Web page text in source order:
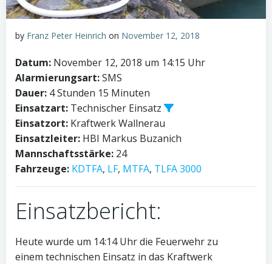
by Franz Peter Heinrich on November 12, 2018
Datum: November 12, 2018 um 14:15 Uhr
Alarmierungsart:SMS
Dauer: 4 Stunden 15 Minuten
Einsatzart: Technischer Einsatz
Einsatzort: Kraftwerk Wallnerau
Einsatzleiter: HBI Markus Buzanich
Mannschaftsstärke: 24
Fahrzeuge: KDTFA, LF, MTFA, TLFA 3000
Einsatzbericht:
Heute wurde um 14:14 Uhr die Feuerwehr zu
einem technischen Einsatz in das Kraftwerk